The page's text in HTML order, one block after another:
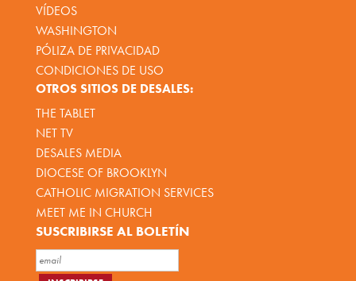
VÍDEOS
WASHINGTON
PÓLIZA DE PRIVACIDAD
CONDICIONES DE USO
OTROS SITIOS DE DESALES:
THE TABLET
NET TV
DESALES MEDIA
DIOCESE OF BROOKLYN
CATHOLIC MIGRATION SERVICES
MEET ME IN CHURCH
SUSCRIBIRSE AL BOLETÍN